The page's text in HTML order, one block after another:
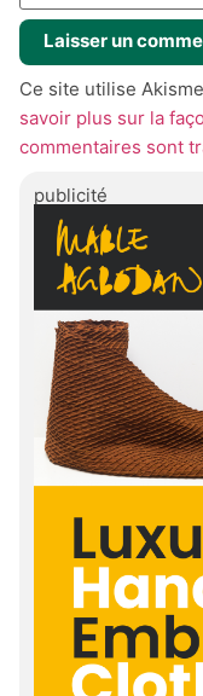
Ce site utilise
savoir plus sur la
commentaires sont
publicité